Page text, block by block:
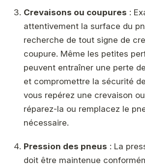
Crevaisons ou coupures :
attentivement la surface du
recherche de tout signe de
coupure. Même les petites
peuvent entraîner une perte
et compromettre la sécurité
vous repérez une crevaison
réparez-la ou remplacez le
nécessaire.
Pression des pneus : La
doit être maintenue